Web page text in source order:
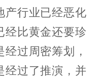
产行业已经恶化
经比黄金还要珍
过周密筹划，
经过了推演，并